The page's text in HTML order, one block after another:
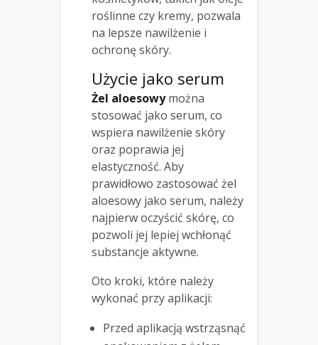
roślinne czy kremy, pozwala
na lepsze nawilżenie i
ochronę skóry.
Użycie jako serum
Żel aloesowymożna
stosować jako serum, co
wspiera nawilżenie skóry
oraz poprawia jej
elastyczność. Aby
prawidłowo zastosować żel
aloesowy jako serum, należy
najpierw oczyścić skórę, co
pozwoli jej lepiej wchłonąć
substancje aktywne.
Oto kroki, które należy
wykonać przy aplikacji:
Przed aplikacją wstrząsnąć